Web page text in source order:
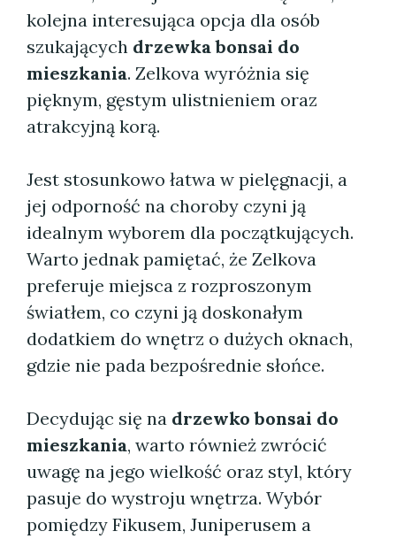
kolejna interesująca opcja dla osób
szukających drzewka bonsai do
mieszkania. Zelkova wyróżnia się
pięknym, gęstym ulistnieniem oraz
atrakcyjną korą.
Jest stosunkowo łatwa w pielęgnacji, a
jej odporność na choroby czyni ją
idealnym wyborem dla początkujących.
Warto jednak pamiętać, że Zelkova
preferuje miejsca z rozproszonym
światłem, co czyni ją doskonałym
dodatkiem do wnętrz o dużych oknach,
gdzie nie pada bezpośrednie słońce.
Decydując się na drzewko bonsai do
mieszkania, warto również zwrócić
uwagę na jego wielkość oraz styl, który
pasuje do wystroju wnętrza. Wybór
pomiędzy Fikusem, Juniperusem a